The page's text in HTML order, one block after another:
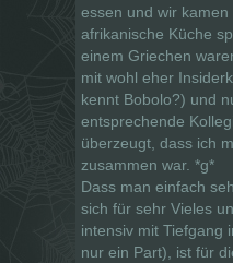
essen und wir kamen
afrikanische Küche
einem Griechen
mit wohl eher
kennt Bobolo?) und
entsprechende
überzeugt, dass ich
zusammen war. *g*
Dass man einfach
sich für sehr Vieles
intensiv mit Tiefgang
nur ein Part), ist für